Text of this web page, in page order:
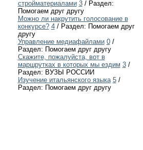
стройматериалами 3/ Раздел:
Помогаем друг другу
Можно ли накрутить голосование в
конкурсе? 4/ Раздел: Помогаем друг
другу
Управление медиафайлами 0/
Раздел: Помогаем друг другу
Скажите, пожалуйста, вот в
маршрутках в которых мы ездим 3/
Раздел: ВУЗЫ РОССИИ
Изучение итальянского языка 5/
Раздел: Помогаем друг другу